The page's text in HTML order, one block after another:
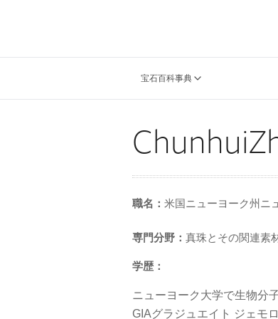
宝石百科事典
職名： 米国ニューヨーク州ニ
専門分野： 真珠とその関連素
学歴：
ニューヨーク大学で生物分
GIAグラジュエイト ジェモ